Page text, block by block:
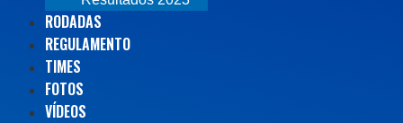
RODADAS
REGULAMENTO
TIMES
FOTOS
VÍDEOS